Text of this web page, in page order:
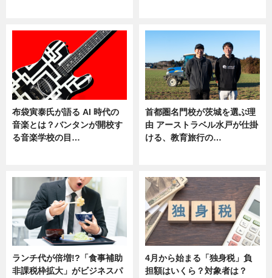
布袋寅泰氏が語る AI 時代の
音楽とは？バンタンが開校す
る音楽学校の目…
首都圏名門校が茨城を選ぶ理
由 アーストラベル水戸が仕掛
ける、教育旅行の…
ランチ代が倍増!?「食事補助
非課税枠拡大」がビジネスパ
4月から始まる「独身税」負
担額はいくら？対象者は？